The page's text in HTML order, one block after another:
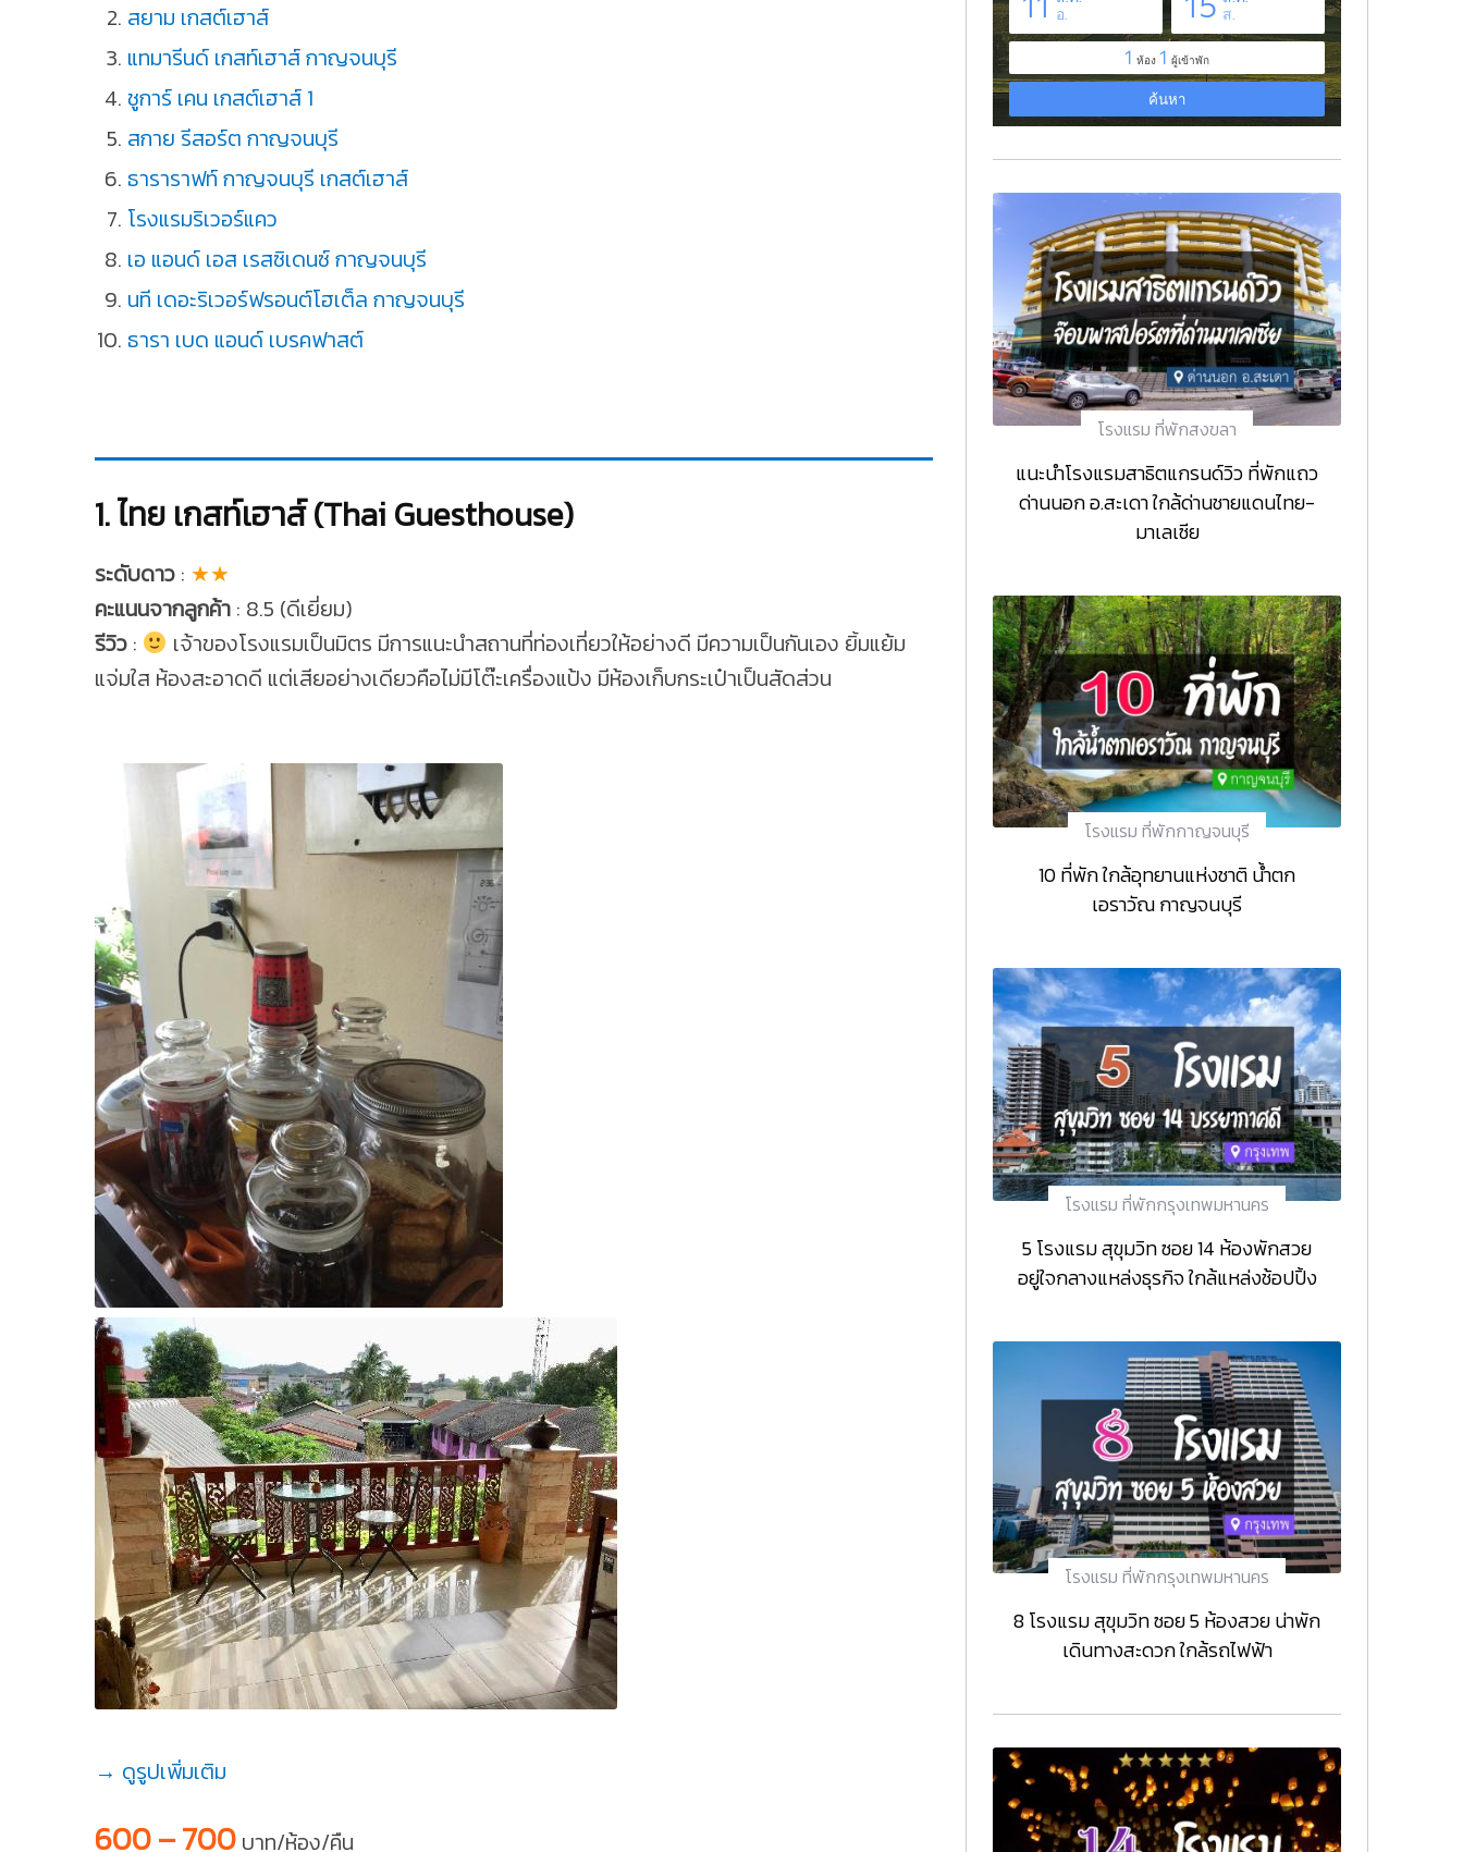
สยาม เกสต์เฮาส์
แทมารีนด์ เกสท์เฮาส์ กาญจนบุรี
ชูการ์ เคน เกสต์เฮาส์ 1
สกาย รีสอร์ต กาญจนบุรี
ธาราราฟท์ กาญจนบุรี เกสต์เฮาส์
โรงแรมริเวอร์แคว
เอ แอนด์ เอส เรสซิเดนซ์ กาญจนบุรี
นที เดอะริเวอร์ฟรอนต์โฮเต็ล กาญจนบุรี
ธารา เบด แอนด์ เบรคฟาสต์
1. ไทย เกสท์เฮาส์ (Thai Guesthouse)
ระดับดาว : ★★
คะแนนจากลูกค้า : 8.5 (ดีเยี่ยม)
รีวิว :
เจ้าของโรงแรมเป็นมิตร มีการแนะนำสถานที่ท่องเที่ยวให้อย่างดี มีความเป็นกันเอง ยิ้มแย้ม
แจ่มใส ห้องสะอาดดี แต่เสียอย่างเดียวคือไม่มีโต๊ะเครื่องแป้ง มีห้องเก็บกระเป๋าเป็นสัดส่วน
→ ดูรูปเพิ่มเติม
600 – 700 บาท/ห้อง/คืน
โรงแรม ที่พักสงขลา
แนะนำโรงแรมสาธิตแกรนด์วิว ที่พักแถว
ด่านนอก อ.สะเดา ใกล้ด่านชายแดนไทย-
มาเลเซีย
โรงแรม ที่พักกาญจนบุรี
10 ที่พัก ใกล้อุทยานแห่งชาติ น้ำตก
เอราวัณ กาญจนบุรี
โรงแรม ที่พักกรุงเทพมหานคร
5 โรงแรม สุขุมวิท ซอย 14 ห้องพักสวย
อยู่ใจกลางแหล่งธุรกิจ ใกล้แหล่งช้อปปิ้ง
โรงแรม ที่พักกรุงเทพมหานคร
8 โรงแรม สุขุมวิท ซอย 5 ห้องสวย น่าพัก
เดินทางสะดวก ใกล้รถไฟฟ้า